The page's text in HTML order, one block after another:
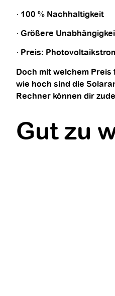
· 100 % Nachhaltigkeit
· Größere
· Preis:
Doch mit welchem
wie hoch sind die
Rechner können dir
Gut zu